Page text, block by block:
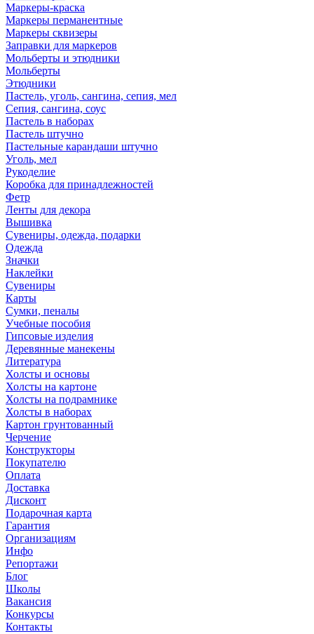
Маркеры-краска
Маркеры перманентные
Маркеры сквизеры
Заправки для маркеров
Мольберты и этюдники
Мольберты
Этюдники
Пастель, уголь, сангина, сепия, мел
Сепия, сангина, соус
Пастель в наборах
Пастель штучно
Пастельные карандаши штучно
Уголь, мел
Рукоделие
Коробка для принадлежностей
Фетр
Ленты для декора
Вышивка
Сувениры, одежда, подарки
Одежда
Значки
Наклейки
Сувениры
Карты
Сумки, пеналы
Учебные пособия
Гипсовые изделия
Деревянные манекены
Литература
Холсты и основы
Холсты на картоне
Холсты на подрамнике
Холсты в наборах
Картон грунтованный
Черчение
Конструкторы
Покупателю
Оплата
Доставка
Дисконт
Подарочная карта
Гарантия
Организациям
Инфо
Репортажи
Блог
Школы
Вакансия
Конкурсы
Контакты